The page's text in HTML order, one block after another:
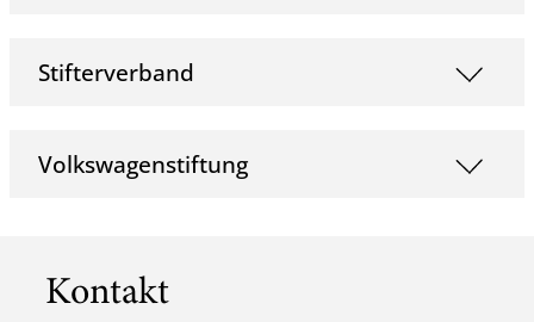
Stifterverband
Volkswagenstiftung
Kontakt